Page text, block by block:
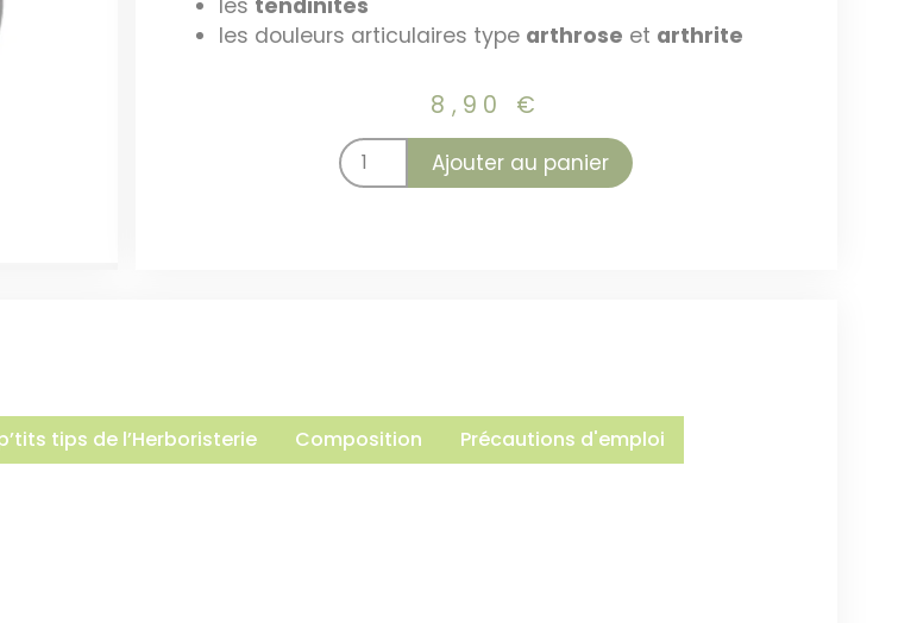
les tendinites
les douleurs articulaires type arthrose et arthrite
8,90 €
Ajouter au panier
tips de l’Herboristerie Composition Précautions d'emploi